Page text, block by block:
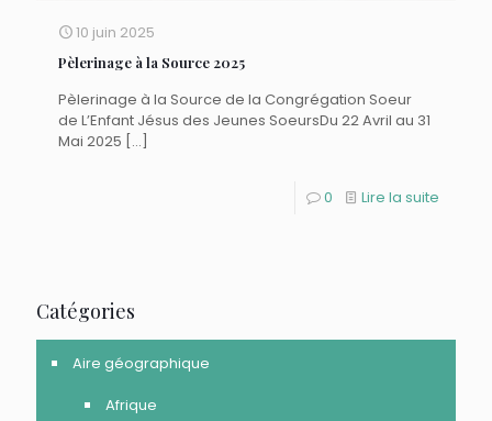
10 juin 2025
Pèlerinage à la Source 2025
Pèlerinage à la Source de la Congrégation Soeur
de L’Enfant Jésus des Jeunes SoeursDu 22 Avril au 31
Mai 2025 […]
0 Lire la suite
Catégories
Aire géographique
Afrique